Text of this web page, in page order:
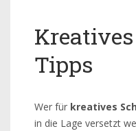
Tipps
Wer für kreatives
in die Lage versetzt